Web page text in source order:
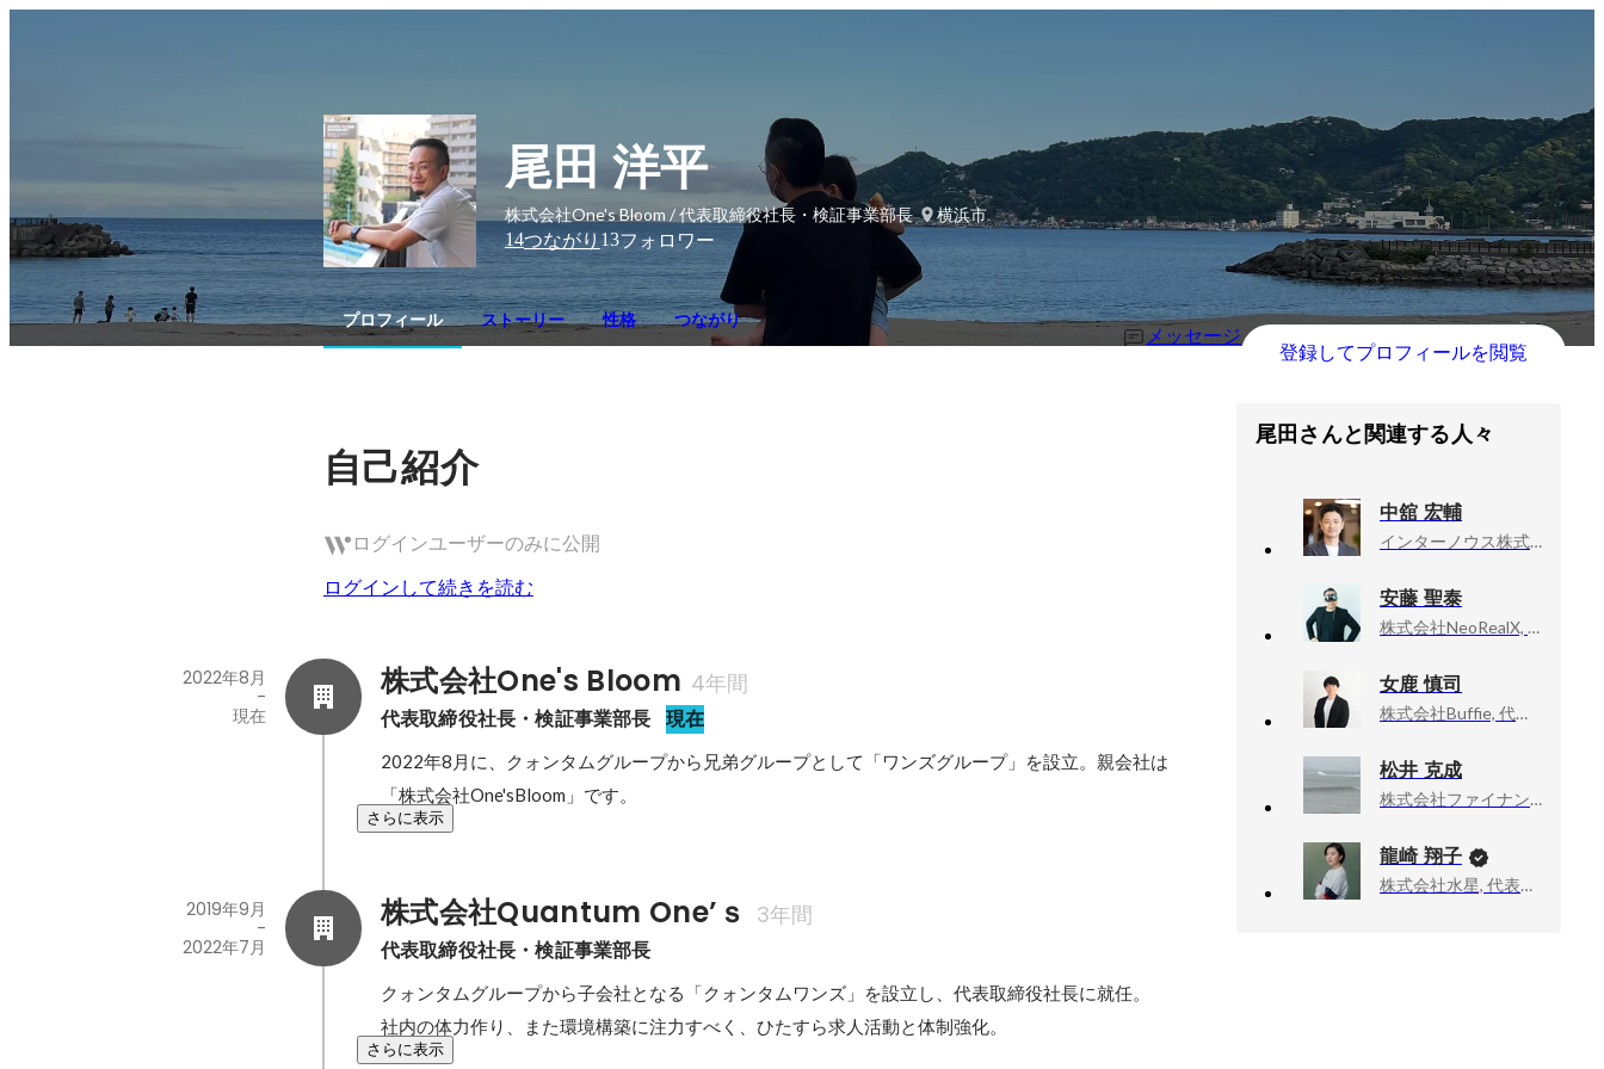
尾田 洋平
株式会社One's Bloom / 代表取締役社長・検証事業部長
横浜市
14つながり 13フォロワー
プロフィール ストーリー 性格 つながり
メッセージ
登録してプロフィールを閲覧
自己紹介
ログインユーザーのみに公開
ログインして続きを読む
株式会社One's Bloom 4年間
代表取締役社長・検証事業部長 現在
2022年8月
-
現在
2022年8月に、クォンタムグループから兄弟グループとして「ワンズグループ」を設立。親会社は
「株式会社One'sBloom」です。
さらに表示
株式会社Quantum One’ｓ 3年間
代表取締役社長・検証事業部長
2019年9月
-
2022年7月
クォンタムグループから子会社となる「クォンタムワンズ」を設立し、代表取締役社長に就任。
社内の体力作り、また環境構築に注力すべく、ひたすら求人活動と体制強化。
さらに表示
尾田さんと関連する人々
中舘 宏輔
インターノウス株式会社（InterNous,inc.）, CEO & Founder
安藤 聖泰
株式会社NeoRealX, 代表取締役社長
女鹿 慎司
株式会社Buffie, 代表取締役
松井 克成
株式会社ファイナンス・プロデュース, 共同創業者
龍崎 翔子
株式会社水星, 代表取締役